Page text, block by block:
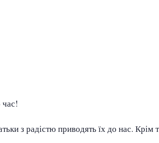
з радістю приводять їх до нас. Крім